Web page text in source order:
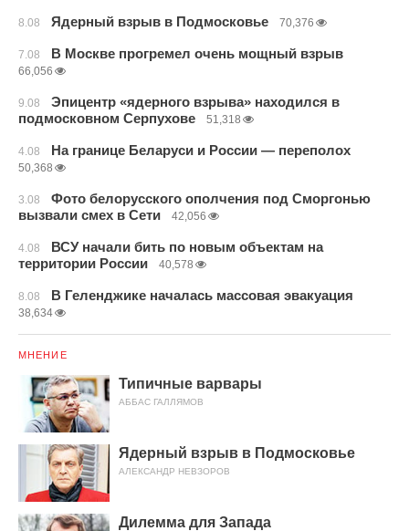
8.08 Ядерный взрыв в Подмосковье 70,376
7.08 В Москве прогремел очень мощный взрыв
66,056
9.08
Эпицентр «ядерного взрыва» находился в
подмосковном Серпухове
51,318
4.08 На границе Беларуси и России — переполох
50,368
3.08
Фото белорусского ополчения под Сморгонью
вызвали смех в Сети
42,056
4.08
ВСУ начали бить по новым объектам на
территории России
40,578
8.08 В Геленджике началась массовая эвакуация
38,634
МНЕНИЕ
Типичные варвары
АББАС ГАЛЛЯМОВ
Ядерный взрыв в Подмосковье
АЛЕКСАНДР НЕВЗОРОВ
Дилемма для Запада